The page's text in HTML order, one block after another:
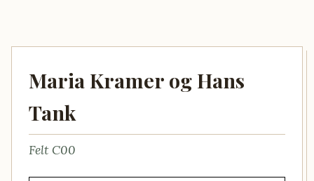
Maria Kramer og Hans
Tank
Felt C00